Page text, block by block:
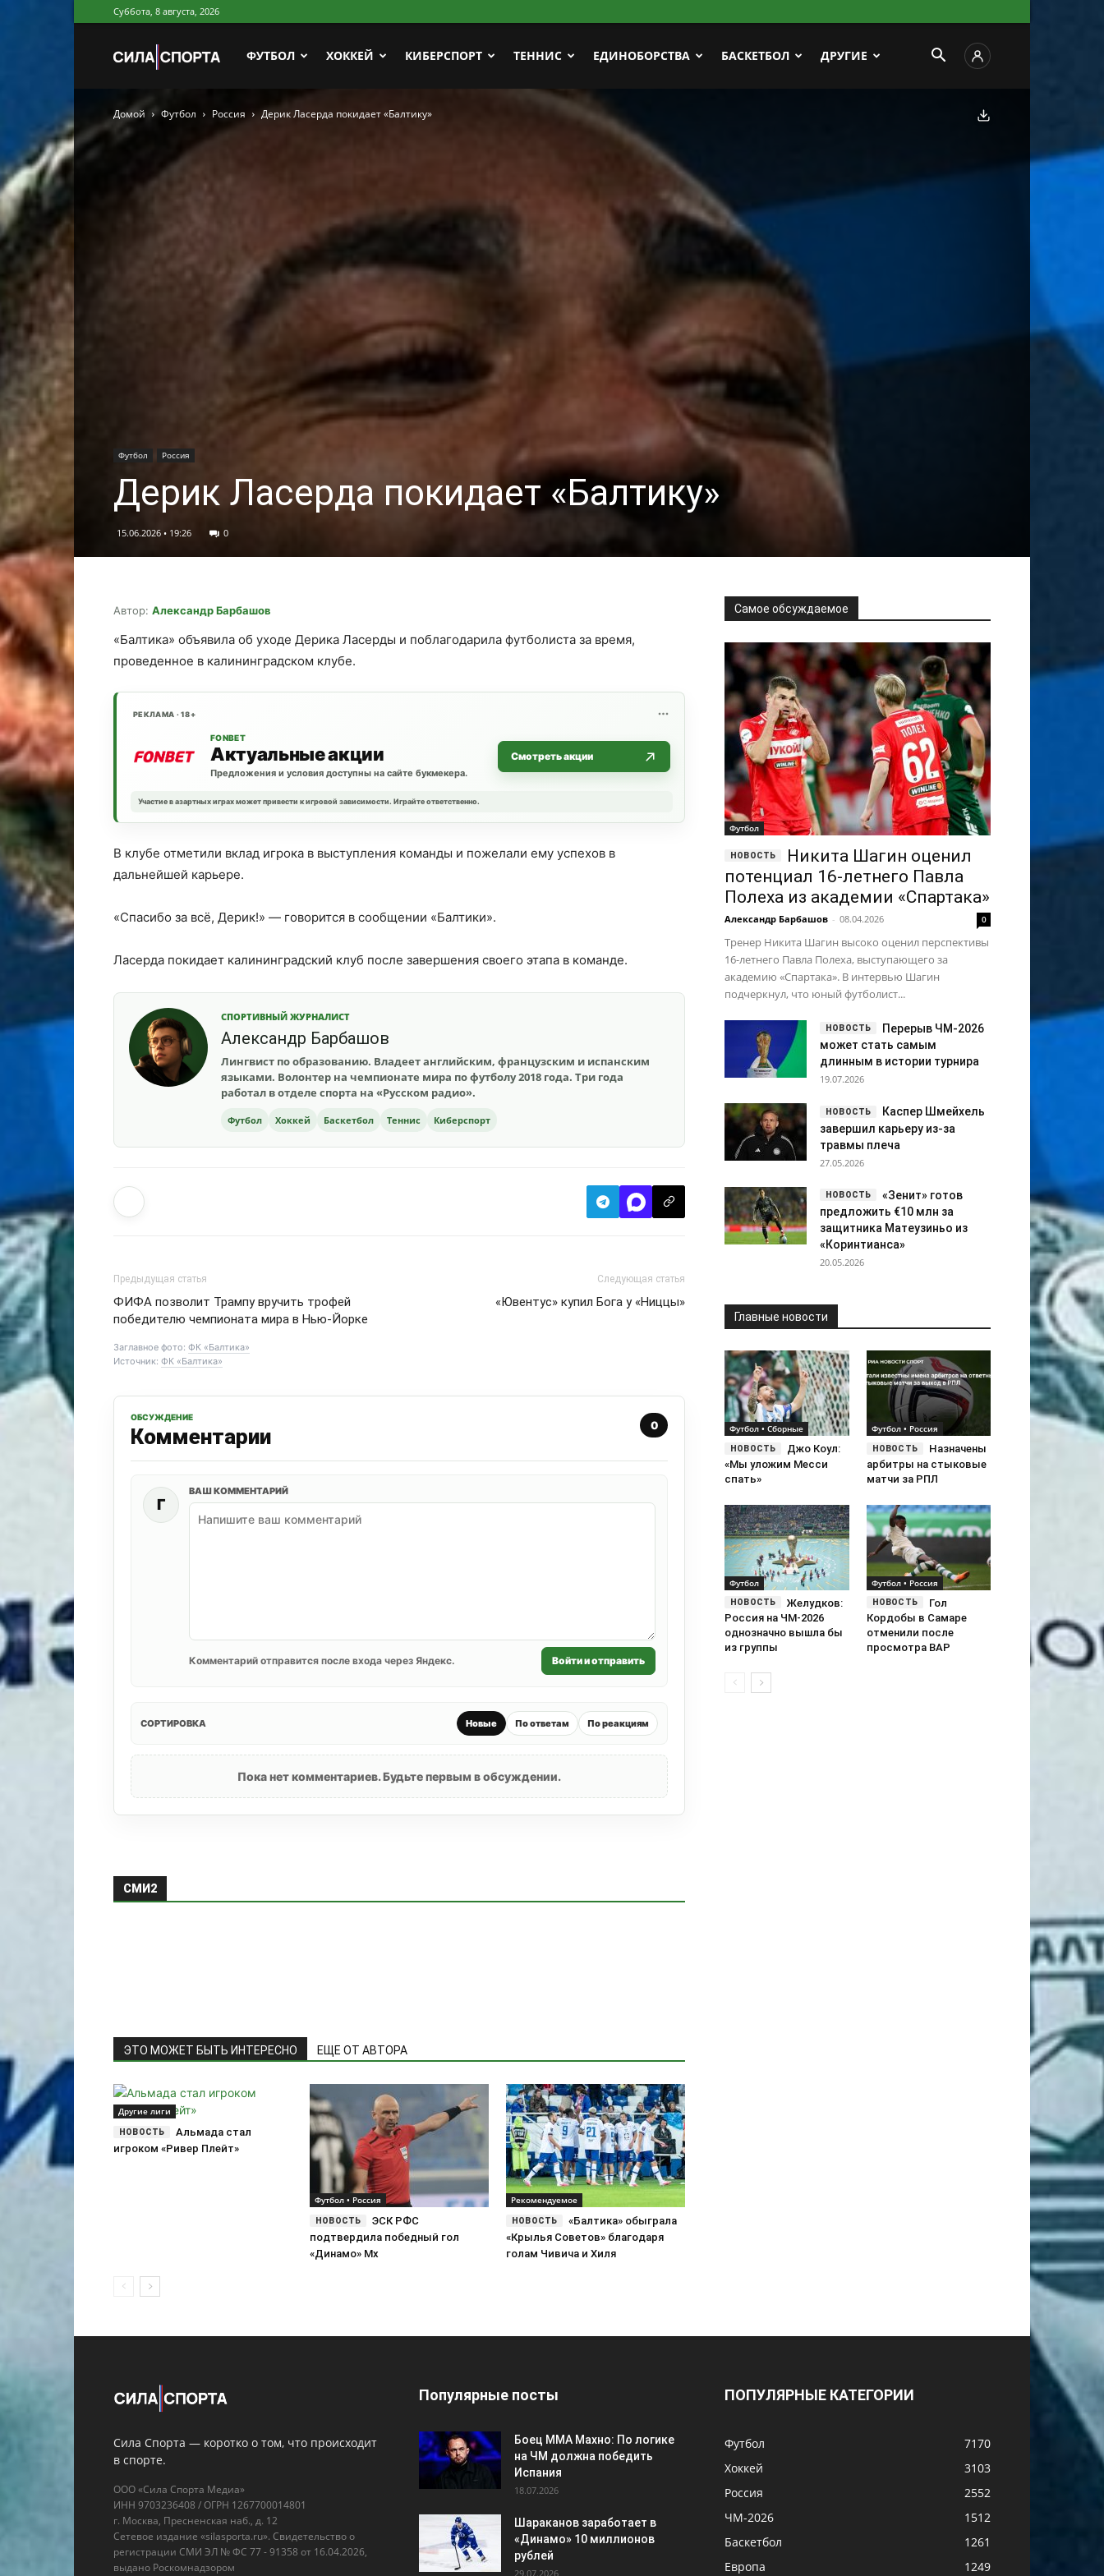
Суббота, 8 августа, 2026
Сила
Спорта
ФУТБОЛ ХОККЕЙ КИБЕРСПОРТ ТЕННИС ЕДИНОБОРСТВА БАСКЕТБОЛ ДРУГИЕ
Домой Футбол Россия Дерик Ласерда покидает «Балтику»
Футбол Россия
Дерик Ласерда покидает «Балтику»
15.06.2026 • 19:26 0
Скачать фото
Автор: Александр Барбашов
«Балтика» объявила об уходе Дерика Ласерды и поблагодарила футболиста за время,
проведенное в калининградском клубе.
РЕКЛАМА · 18+
FONBET
Актуальные акции
Предложения и условия доступны на сайте букмекера.
Смотреть акции
Участие в азартных играх может привести к игровой зависимости. Играйте ответственно.
В клубе отметили вклад игрока в выступления команды и пожелали ему успехов в
дальнейшей карьере.
«Спасибо за всё, Дерик!» — говорится в сообщении «Балтики».
Ласерда покидает калининградский клуб после завершения своего этапа в команде.
СПОРТИВНЫЙ ЖУРНАЛИСТ
Александр Барбашов
Лингвист по образованию. Владеет английским, французским и испанским
языками. Волонтер на чемпионате мира по футболу 2018 года. Три года
работал в отделе спорта на «Русском радио».
Футбол Хоккей Баскетбол Теннис Киберспорт
Предыдущая статья
ФИФА позволит Трампу вручить трофей
победителю чемпионата мира в Нью-Йорке
Следующая статья
«Ювентус» купил Бога у «Ниццы»
Заглавное фото: ФК «Балтика»
Источник: ФК «Балтика»
ОБСУЖДЕНИЕ
Комментарии 0
Г
ВАШ КОММЕНТАРИЙ
Комментарий отправится после входа через Яндекс. Войти и отправить
СОРТИРОВКА Новые По ответам По реакциям
Пока нет комментариев. Будьте первым в обсуждении.
СМИ2
ЭТО МОЖЕТ БЫТЬ ИНТЕРЕСНО ЕЩЕ ОТ АВТОРА
­Другие лиги
Альмада стал
игроком «Ривер Плейт»
Футбол • Россия
ЭСК РФС
подтвердила победный гол
«Динамо» Мх
Рекомендуемое
«Балтика» обыграла
«Крылья Советов» благодаря
голам Чивича и Хиля
Самое обсуждаемое
Футбол
Никита Шагин оценил
потенциал 16-летнего Павла
Полеха из академии «Спартака»
Александр Барбашов - 08.04.2026 0
Тренер Никита Шагин высоко оценил перспективы
16-летнего Павла Полеха, выступающего за
академию «Спартака». В интервью Шагин
подчеркнул, что юный футболист...
Перерыв ЧМ-2026
может стать самым
длинным в истории турнира
19.07.2026
Каспер Шмейхель
завершил карьеру из-за
травмы плеча
27.05.2026
«Зенит» готов
предложить €10 млн за
защитника Матеузиньо из
«Коринтианса»
20.05.2026
Главные новости
Футбол • Сборные
Джо Коул:
«Мы уложим Месси
спать»
Футбол • Россия
Назначены
арбитры на стыковые
матчи за РПЛ
Футбол
Желудков:
Россия на ЧМ-2026
однозначно вышла бы
из группы
Футбол • Россия
Гол
Кордобы в Самаре
отменили после
просмотра ВАР
Сила Спорта — коротко о том, что происходит
в спорте.
ООО «Сила Спорта Медиа»
ИНН 9703236408 / ОГРН 1267700014801
г. Москва, Пресненская наб., д. 12
Сетевое издание «silasporta.ru». Свидетельство о
регистрации СМИ ЭЛ № ФС 77 - 91358 от 16.04.2026,
выдано Роскомнадзором
Популярные посты
Боец ММА Махно: По логике
на ЧМ должна победить
Испания
18.07.2026
Шараканов заработает в
«Динамо» 10 миллионов
рублей
29.07.2026
ПОПУЛЯРНЫЕ КАТЕГОРИИ
Футбол
7170
Хоккей
3103
Россия
2552
ЧМ-2026
1512
Баскетбол
1261
Европа
1249